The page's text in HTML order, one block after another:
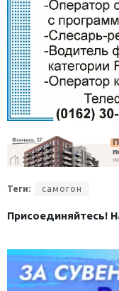
Теги: самогон
Присоединяйтесь!